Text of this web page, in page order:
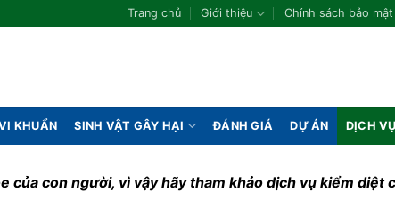
Trang chủ Giới thiệu Chính sách bảo mật
KHUẨN SINH VẬT GÂY HẠI ĐÁNH GIÁ DỰ ÁN DỊCH VỤ
của con người, vì vậy hãy tham khảo dịch vụ kiểm diệt